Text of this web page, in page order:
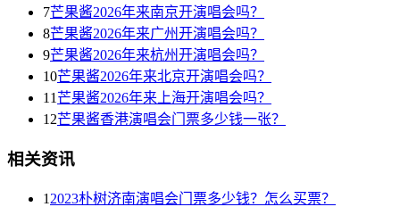
7芒果酱2026年来南京开演唱会吗？
8芒果酱2026年来广州开演唱会吗？
9芒果酱2026年来杭州开演唱会吗？
10芒果酱2026年来北京开演唱会吗？
11芒果酱2026年来上海开演唱会吗？
12芒果酱香港演唱会门票多少钱一张？
相关资讯
1 2023朴树济南演唱会门票多少钱？怎么买票？